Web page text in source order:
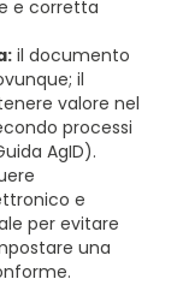
e corretta
il documento
il
valore nel
processi
AgID).
e
per evitare
una